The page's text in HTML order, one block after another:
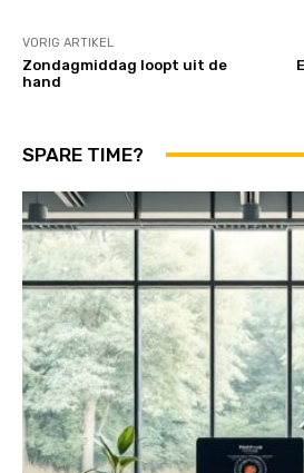
VORIG ARTIKEL
Zondagmiddag loopt uit de
hand
SPARE TIME?